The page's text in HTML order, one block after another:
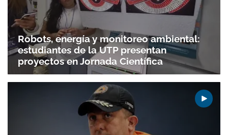
Gracias por suscribirte a nuestro boletín.
ACEPTAR
Robots, energía y monitoreo ambiental:
estudiantes de la UTP presentan
proyectos en Jornada Científica